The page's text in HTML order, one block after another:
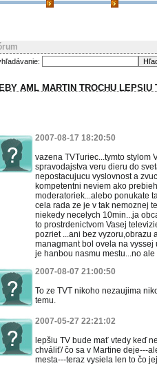
AML MARTIN TROCHU LEPSIU
2007-08-17 18:20:50
vazena TVTuriec...tymto stylom
spravodajstva veru dieru do
nepostacujucu vyslovnost a
kompetentni neviem ako
moderatoriek...alebo ponukate
cela rada ze je v tak nemoznej
niekedy necelych 10min...ja
to prostrdenictvom Vasej
pozriet ...ani bez vyzoru,obrazu
managmant bol ovela na vyssej
je hanbou nasmu mestu...no
2007-08-07 21:00:50
To ze TVT nikoho nezaujima
temu.
2007-05-27 22:21:02
lepšiu TV bude mať vtedy keď
chváliť/ čo sa v Martine deje---
mesta---teraz vysiela len to čo